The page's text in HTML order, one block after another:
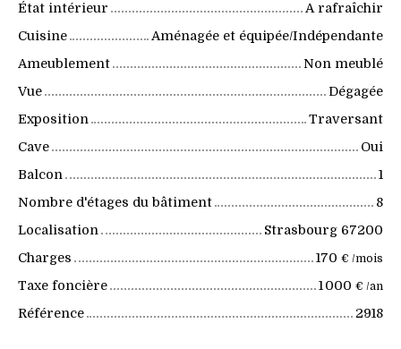
État intérieur
A rafraîchir
Cuisine
Aménagée et équipée/Indépendante
Ameublement
Non meublé
Vue
Dégagée
Exposition
Traversant
Cave
Oui
Balcon
1
Nombre d'étages du bâtiment
8
Localisation
Strasbourg 67200
Charges
170 € /mois
Taxe foncière 1 000 € /an
Référence 2918